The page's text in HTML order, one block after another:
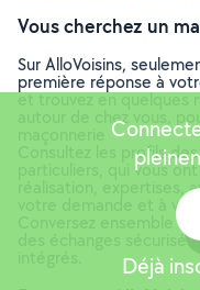
Vous cherchez un
Sur AlloVoisins,
première réponse à
et trouvez en quelques
autour de chez vous,
Consultez les profils
particuliers, qui vous
réalisation, expertises,
votre demande et à
Conversez ensemble
des échanges
Déjà